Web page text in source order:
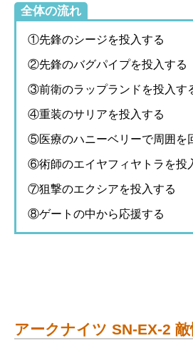
全体の流れ
①先鋒のシージを投入する
②先鋒のバグパイプを投入する
③前衛のラップランドを投入す
④重装のサリアを投入する
⑤医療のハニーベリーで周囲を
⑥術師のエイヤフィヤトラを投
⑦狙撃のエクシアを投入する
⑧ゲートの中から応援する
アークナイツ SN-EX-2 敵